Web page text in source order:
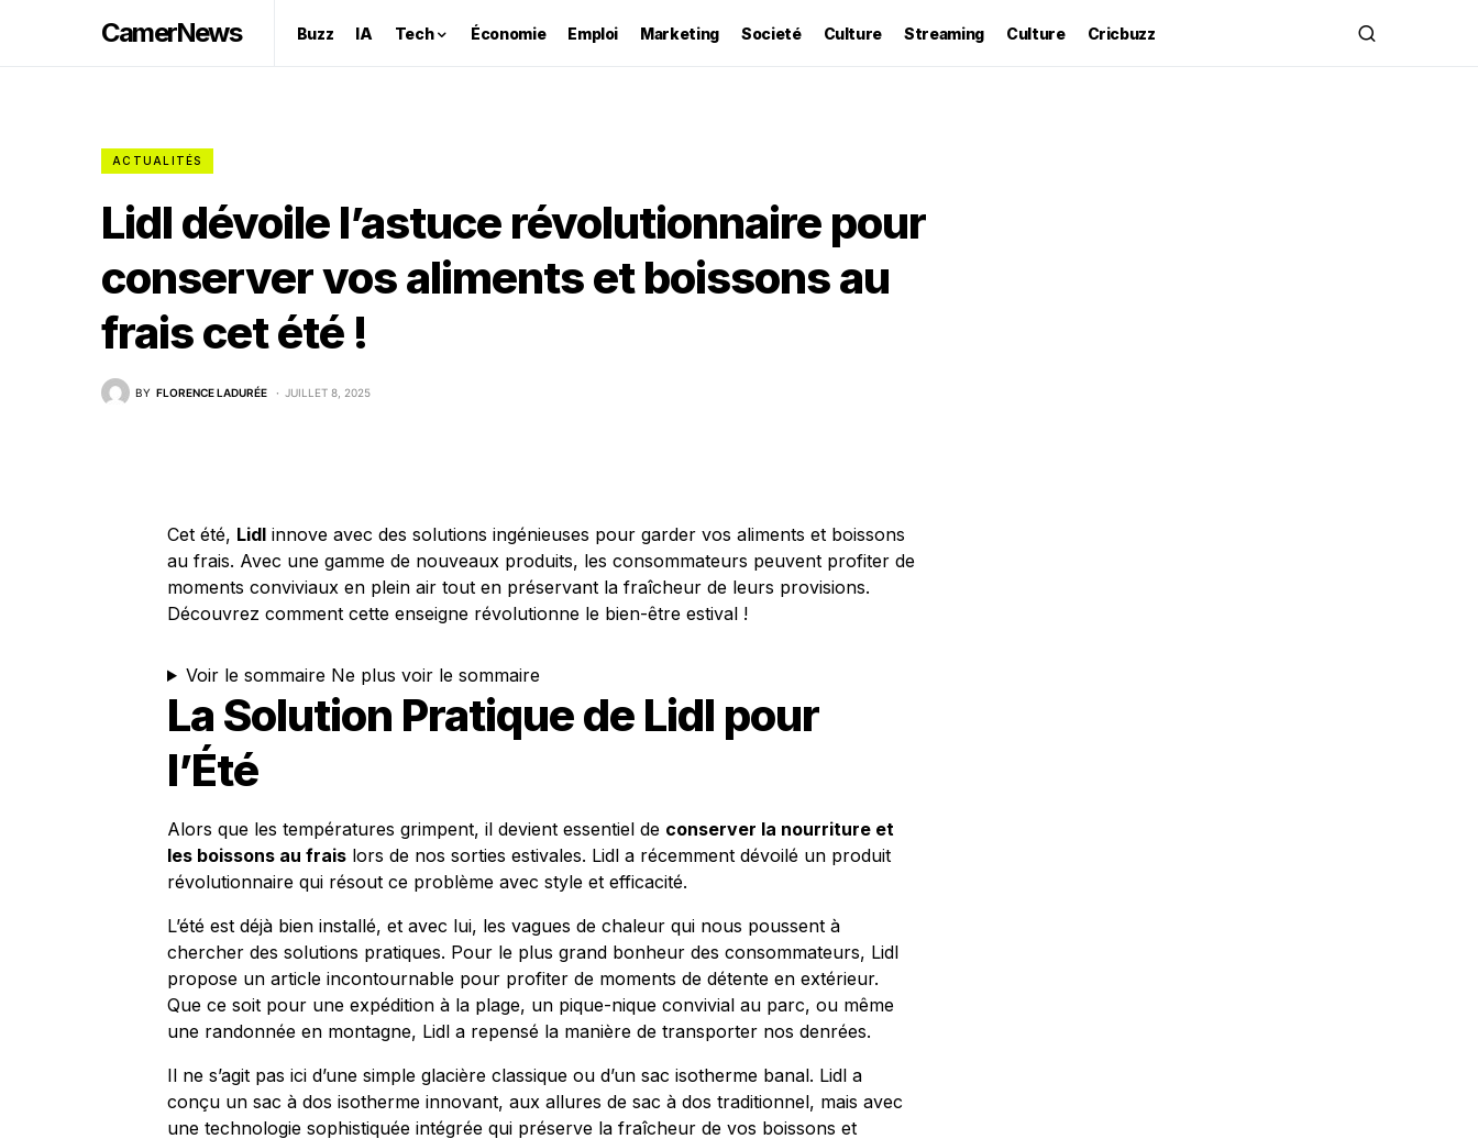
CamerNews Buzz IA Tech Économie Emploi Marketing Societé Culture Streaming Culture Cricbuzz
ACTUALITÉS
Lidl dévoile l’astuce révolutionnaire pour
conserver vos aliments et boissons au
frais cet été !
BY FLORENCE LADURÉE JUILLET 8, 2025
Cet été, Lidl innove avec des solutions ingénieuses pour garder vos aliments et boissons
au frais. Avec une gamme de nouveaux produits, les consommateurs peuvent profiter de
moments conviviaux en plein air tout en préservant la fraîcheur de leurs provisions.
Découvrez comment cette enseigne révolutionne le bien-être estival !
Voir le sommaire Ne plus voir le sommaire
La Solution Pratique de Lidl pour
l’Été
Alors que les températures grimpent, il devient essentiel de conserver la nourriture et
les boissons au frais lors de nos sorties estivales. Lidl a récemment dévoilé un produit
révolutionnaire qui résout ce problème avec style et efficacité.
L’été est déjà bien installé, et avec lui, les vagues de chaleur qui nous poussent à
chercher des solutions pratiques. Pour le plus grand bonheur des consommateurs, Lidl
propose un article incontournable pour profiter de moments de détente en extérieur.
Que ce soit pour une expédition à la plage, un pique-nique convivial au parc, ou même
une randonnée en montagne, Lidl a repensé la manière de transporter nos denrées.
Il ne s’agit pas ici d’une simple glacière classique ou d’un sac isotherme banal. Lidl a
conçu un sac à dos isotherme innovant, aux allures de sac à dos traditionnel, mais avec
une technologie sophistiquée intégrée qui préserve la fraîcheur de vos boissons et